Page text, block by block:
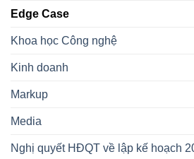
Edge Case
Khoa học Công nghệ
Kinh doanh
Markup
Media
Nghị quyết HĐQT về lập kế hoạch